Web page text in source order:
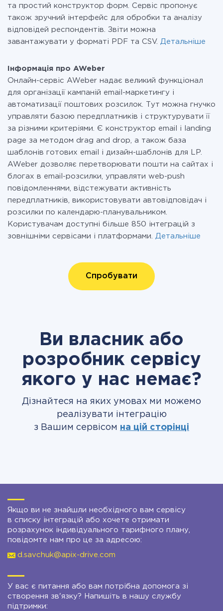
та простий конструктор форм. Сервіс пропонує
також зручний інтерфейс для обробки та аналізу
відповідей респондентів. Звіти можна
завантажувати у форматі PDF та CSV. Детальніше
Інформація про AWeber
Онлайн-сервіс AWeber надає великий функціонал
для організації кампаній email-маркетингу і
автоматизації поштових розсилок. Тут можна гнучко
управляти базою передплатників і структурувати її
за різними критеріями. Є конструктор email і landing
page за методом drag and drop, а також база
шаблонів готових email і дизайн-шаблонів для LP.
AWeber дозволяє перетворювати пошти на сайтах і
блогах в email-розсилки, управляти web-push
повідомленнями, відстежувати активність
передплатників, використовувати автовідповідач і
розсилки по календарю-планувальником.
Користувачам доступні більше 850 інтеграцій з
зовнішніми сервісами і платформами. Детальніше
Спробувати
Ви власник або
розробник сервісу
якого у нас немає?
Дізнайтеся на яких умовах ми можемо
реалізувати інтеграцію
з Вашим сервісом на цій сторінці
Якщо ви не знайшли необхідного вам сервісу
в списку інтеграцій або хочете отримати
розрахунок індивідуального тарифного плану,
повідомте нам про це за адресою:
d.savchuk@apix-drive.com
У вас є питання або вам потрібна допомога зі
створення зв'язку? Напишіть в нашу службу
підтримки: